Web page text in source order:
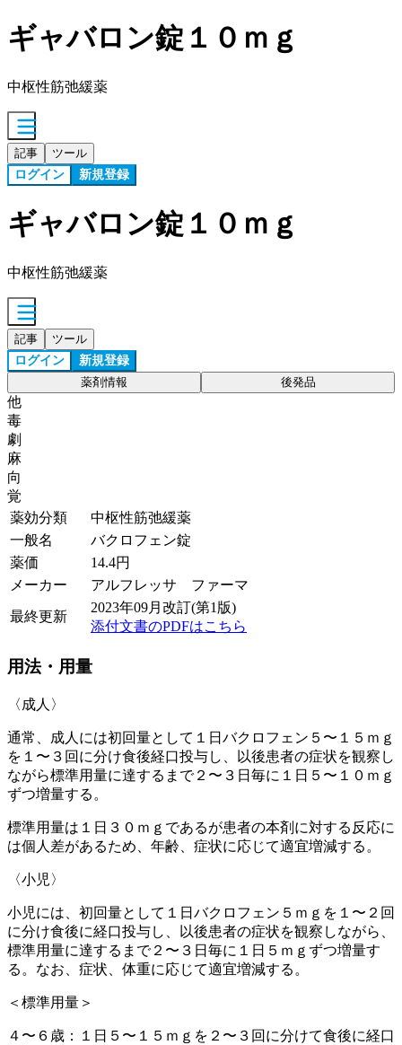
ギャバロン錠１０ｍｇ
中枢性筋弛緩薬
記事 ツール
ログイン 新規登録
ギャバロン錠１０ｍｇ
中枢性筋弛緩薬
記事 ツール
ログイン 新規登録
薬剤情報 後発品
他
毒
劇
麻
向
覚
薬効分類
中枢性筋弛緩薬
一般名
バクロフェン錠
薬価
14.4円
メーカー
アルフレッサ ファーマ
最終更新
2023年09月改訂(第1版)
添付文書のPDFはこちら
用法・用量
〈成人〉
通常、成人には初回量として１日バクロフェン５〜１５ｍｇ
を１〜３回に分け食後経口投与し、以後患者の症状を観察し
ながら標準用量に達するまで２〜３日毎に１日５〜１０ｍｇ
ずつ増量する。
標準用量は１日３０ｍｇであるが患者の本剤に対する反応に
は個人差があるため、年齢、症状に応じて適宜増減する。
〈小児〉
小児には、初回量として１日バクロフェン５ｍｇを１〜２回
に分け食後に経口投与し、以後患者の症状を観察しながら、
標準用量に達するまで２〜３日毎に１日５ｍｇずつ増量す
る。なお、症状、体重に応じて適宜増減する。
＜標準用量＞
４〜６歳：１日５〜１５ｍｇを２〜３回に分けて食後に経口